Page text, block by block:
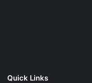
Quick Links